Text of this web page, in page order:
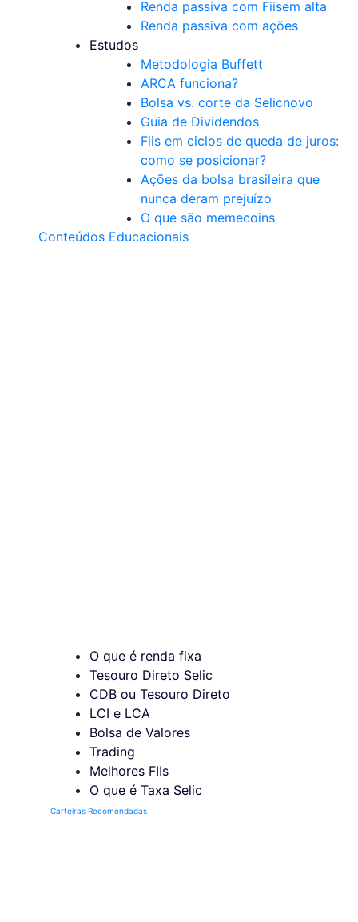
Renda passiva com Fiisem alta
Renda passiva com ações
Estudos
Metodologia Buffett
ARCA funciona?
Bolsa vs. corte da Selicnovo
Guia de Dividendos
Fiis em ciclos de queda de juros:
como se posicionar?
Ações da bolsa brasileira que
nunca deram prejuízo
O que são memecoins
Conteúdos Educacionais
O que é renda fixa
Tesouro Direto Selic
CDB ou Tesouro Direto
LCI e LCA
Bolsa de Valores
Trading
Melhores FIIs
O que é Taxa Selic
Carteiras Recomendadas